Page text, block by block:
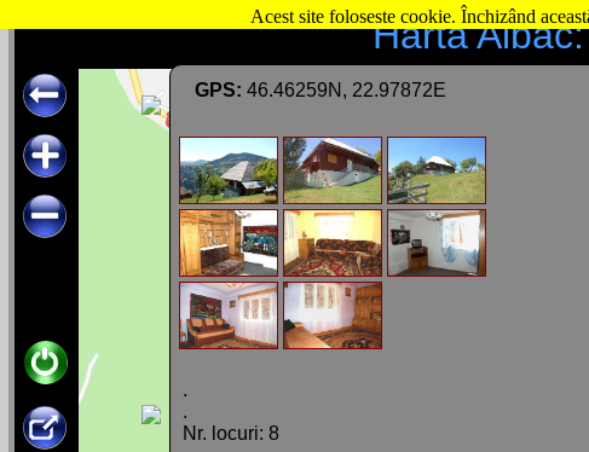
Acest site foloseste cookie. Închizând
Hartă
.
.
Nr. locuri: 8
GPS: 46.46259N, 22.97872E